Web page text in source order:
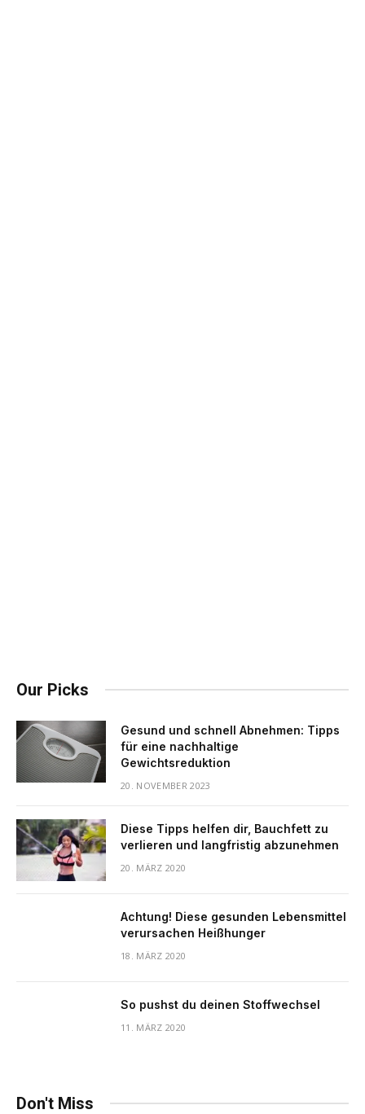
Our Picks
Gesund und schnell Abnehmen: Tipps
für eine nachhaltige
Gewichtsreduktion
20. NOVEMBER 2023
Diese Tipps helfen dir, Bauchfett zu
verlieren und langfristig abzunehmen
20. MÄRZ 2020
Achtung! Diese gesunden Lebensmittel
verursachen Heißhunger
18. MÄRZ 2020
So pushst du deinen Stoffwechsel
11. MÄRZ 2020
Don't Miss